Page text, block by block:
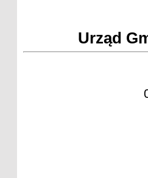
Urząd